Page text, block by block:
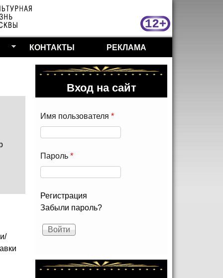
КОНТАКТЫ РЕКЛАМА
Вход на сайт
Имя пользователя *
Пароль *
Регистрация
Забыли пароль?